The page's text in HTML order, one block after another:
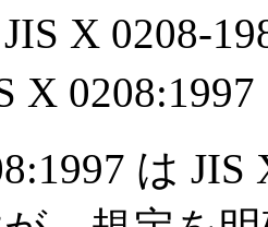
X 0208-
X
は